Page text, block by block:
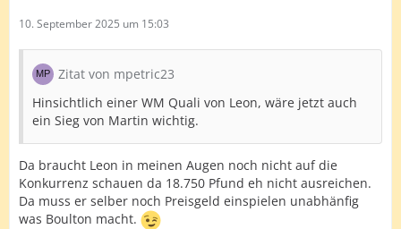
10. September 2025 um 15:03
Zitat von mpetric23
Hinsichtlich einer WM Quali von Leon, wäre jetzt auch
ein Sieg von Martin wichtig.
Da braucht Leon in meinen Augen noch nicht auf die
Konkurrenz schauen da 18.750 Pfund eh nicht ausreichen.
Da muss er selber noch Preisgeld einspielen unabhänfig
was Boulton macht.